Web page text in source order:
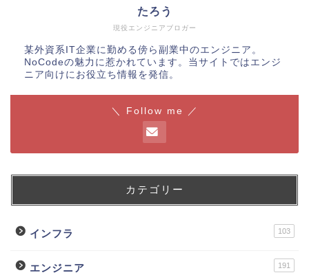
現役エンジニアブロガー
たろう
某外資系IT企業に勤める傍ら副業中のエンジニア。
NoCodeの魅力に惹かれています。当サイトではエンジ
ニア向けにお役立ち情報を発信。
＼ Follow me ／
カテゴリー
インフラ 103
エンジニア 191